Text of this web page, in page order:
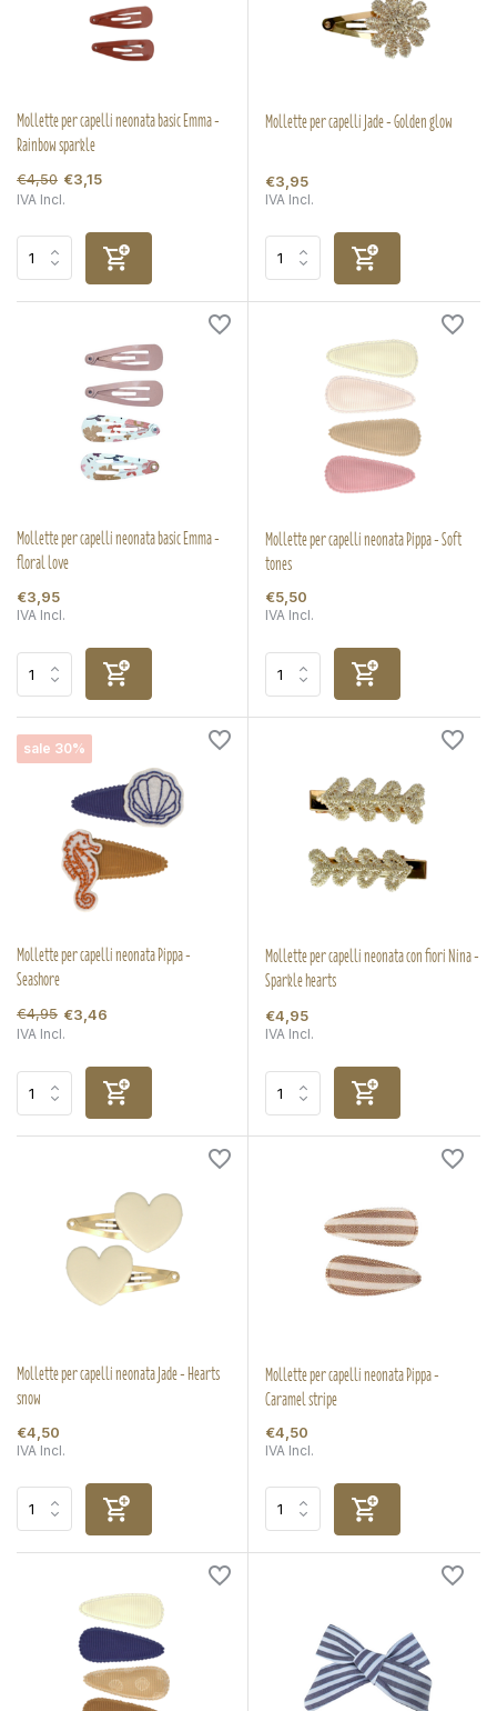
Mollette per capelli neonata basic Emma -
Rainbow sparkle
€4,50 €3,15
IVA Incl.
Mollette per capelli Jade - Golden glow
€3,95
IVA Incl.
Mollette per capelli neonata basic Emma -
floral love
€3,95
IVA Incl.
Mollette per capelli neonata Pippa - Soft
tones
€5,50
IVA Incl.
sale 30%
Mollette per capelli neonata Pippa -
Seashore
€4,95 €3,46
IVA Incl.
Mollette per capelli neonata con fiori Nina -
Sparkle hearts
€4,95
IVA Incl.
Mollette per capelli neonata Jade - Hearts
snow
€4,50
IVA Incl.
Mollette per capelli neonata Pippa -
Caramel stripe
€4,50
IVA Incl.